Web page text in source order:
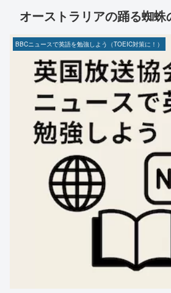
オーストラリアの踊る蜘蛛
BBCニュースで英語を勉強しよう（TOEIC対策に！）